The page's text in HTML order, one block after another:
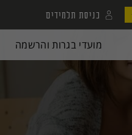
כניסת תלמידים
לקמפוס קורסי יואל גבע
לאתר my.geva
מועדי בגרות והרשמה